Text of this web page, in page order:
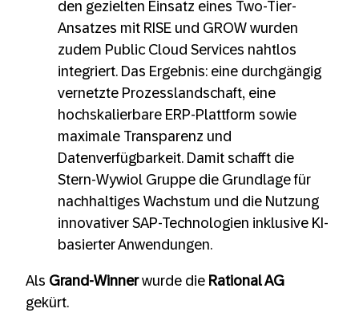
den gezielten Einsatz eines Two-Tier-
Ansatzes mit RISE und GROW wurden
zudem Public Cloud Services nahtlos
integriert. Das Ergebnis: eine durchgängig
vernetzte Prozesslandschaft, eine
hochskalierbare ERP-Plattform sowie
maximale Transparenz und
Datenverfügbarkeit. Damit schafft die
Stern-Wywiol Gruppe die Grundlage für
nachhaltiges Wachstum und die Nutzung
innovativer SAP-Technologien inklusive KI-
basierter Anwendungen.
Als Grand-Winnerwurde die Rational AG
gekürt.